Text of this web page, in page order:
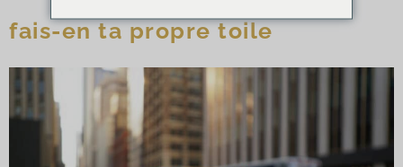
fais-en ta propre toile